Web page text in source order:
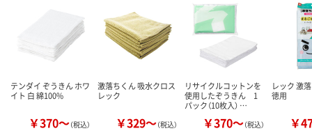
テンダイ ぞうきん ホワ
イト 白 綿100%
￥370～（税込）
激落ちくん 吸水クロス
レック
￥329～（税込）
リサイクルコットンを
使用したぞうきん 1
パック（10枚入） …
￥370～（税込）
レック 激
徳用
￥